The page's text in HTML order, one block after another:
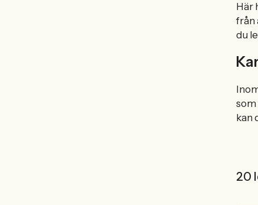
Här
från
du
kan
20